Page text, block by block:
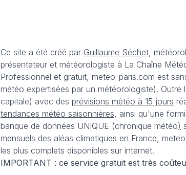
Ce site a été créé par Guillaume Séchet ,
présentateur et météorologiste à La Chaîne
Professionnel et gratuit, meteo-paris.com est
météo expertisées par un météorologiste).
capitale) avec des prévisions météo à 15 jours
tendances météo saisonnières , ainsi qu'une
banque de données UNIQUE (chronique météo)
mensuels des aléas climatiques en France,
les plus complets disponibles sur internet.
IMPORTANT : ce service gratuit est très